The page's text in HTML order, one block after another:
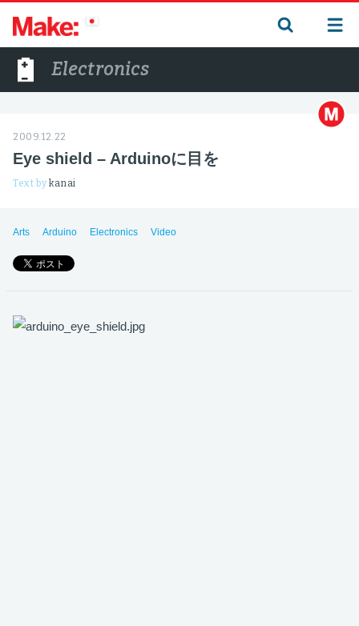
Electronics
2009.12.22
Eye shield – Arduinoに目を
Text bykanai
Arts Arduino Electronics Video